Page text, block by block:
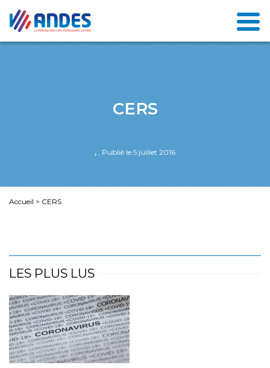
CERS
, , Publié le 5 juillet 2016
Accueil > CERS
LES PLUS LUS